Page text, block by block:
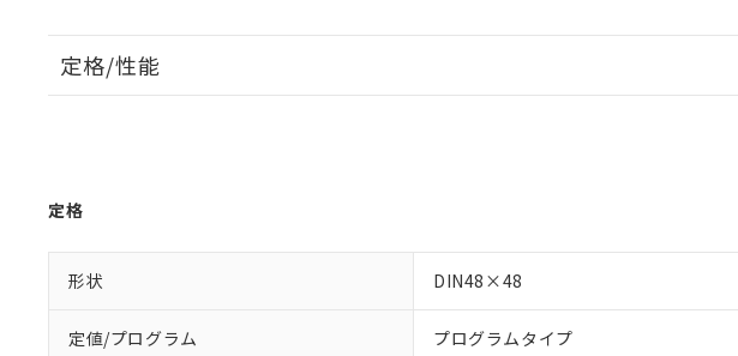
定格/性能
定格
形状 DIN48×48
定値/プログラム プログラムタイプ